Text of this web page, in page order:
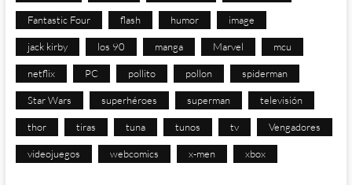
Fantastic Four flash humor image
jack kirby los 90 manga Marvel mcu
netflix PC pollito pollon spiderman
Star Wars superhéroes superman televisión
thor tiras tuna tunos tv Vengadores
videojuegos webcomics x-men xbox